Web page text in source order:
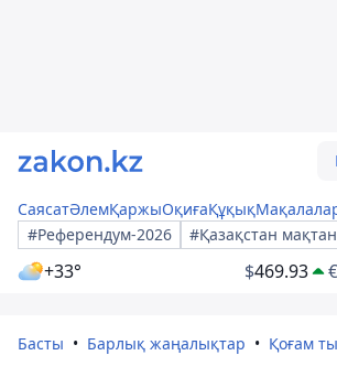
СаясатӘлемҚаржыОқиғаҚұқық
#Референдум-2026
#Қазақстан
+33° $469.93 €
Басты Барлық жаңалықтар Қоғам